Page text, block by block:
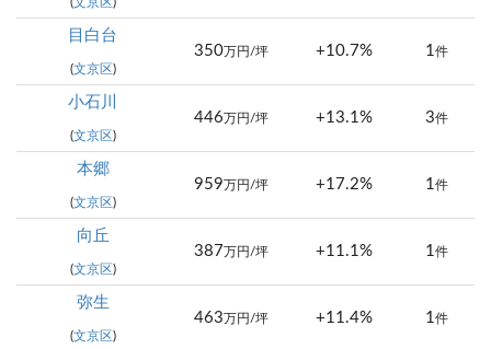
目白台
(文京区 )
350万円/坪 +10.7% 1件
小石川
(文京区 )
446 万円/坪 +13.1% 3件
本郷
(文京区 )
959 万円/坪 +17.2% 1件
向丘
(文京区 )
387 万円/坪 +11.1% 1件
弥生
(文京区 )
463 万円/坪 +11.4% 1件